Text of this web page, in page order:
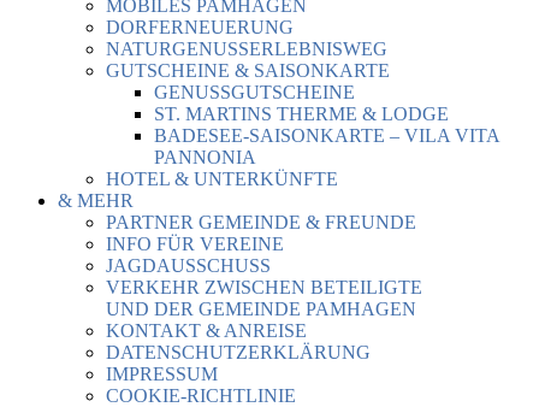
MOBILES PAMHAGEN
DORFERNEUERUNG
NATURGENUSSERLEBNISWEG
GUTSCHEINE & SAISONKARTE
GENUSSGUTSCHEINE
ST. MARTINS THERME & LODGE
BADESEE-SAISONKARTE – VILA VITA
PANNONIA
HOTEL & UNTERKÜNFTE
& MEHR
PARTNER GEMEINDE & FREUNDE
INFO FÜR VEREINE
JAGDAUSSCHUSS
VERKEHR ZWISCHEN BETEILIGTE
UND DER GEMEINDE PAMHAGEN
KONTAKT & ANREISE
DATENSCHUTZERKLÄRUNG
IMPRESSUM
COOKIE-RICHTLINIE